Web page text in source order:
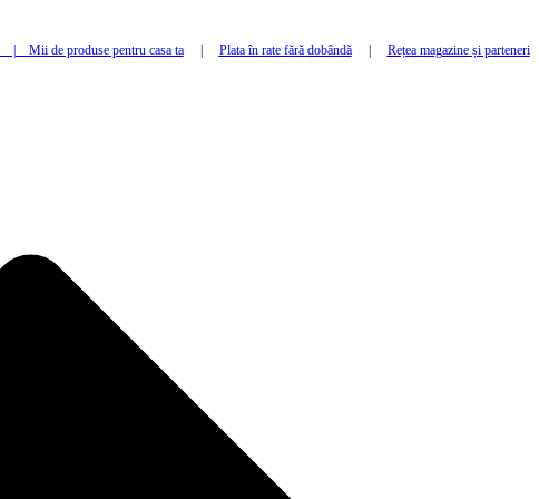
Mii de produse pentru casa ta| Plata în rate fără dobândă| Rețea magazine și parteneri